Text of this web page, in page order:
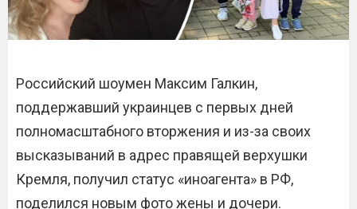
Российский шоумен Максим Галкин,
поддержавший украинцев с первых дней
полномасштабного вторжения и из-за своих
высказываний в адрес правящей верхушки
Кремля, получил статус «иноагента» в РФ,
поделился новым фото жены и дочери.